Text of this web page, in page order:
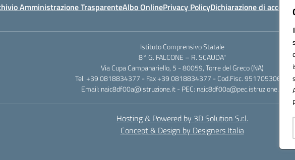
Amministrazione TrasparenteAlbo OnlinePrivacy PolicyDichiarazione di
Istituto Comprensivo Statale
8° G. FALCONE – R. SCAUDA"
Via Cupa Campanariello, 5 - 80059, Torre del Greco (NA)
Tel. +39 0818834377 - Fax +39 0818834377 - Cod.Fisc. 95170530638
Email: naic8df00a@istruzione.it - PEC: naic8df00a@pec.istruzione.it
Hosting & Powered by 3D Solution S.r.l.
Concept & Design by Designers Italia